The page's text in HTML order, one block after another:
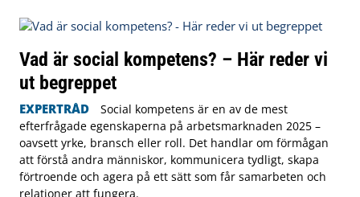
Vad är social kompetens? – Här reder vi
ut begreppet
EXPERTRÅD
Social kompetens är en av de mest
efterfrågade egenskaperna på arbetsmarknaden 2025 –
oavsett yrke, bransch eller roll. Det handlar om förmågan
att förstå andra människor, kommunicera tydligt, skapa
förtroende och agera på ett sätt som får samarbeten och
relationer att fungera.